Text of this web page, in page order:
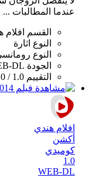
عندما المطالبات ...
القسم
افلام
النوع اثارة
النوع
الجودة DL
التقييم 1.0 / 10
افلام هندي
أكشن
كوميدي
1.0
WEB-DL